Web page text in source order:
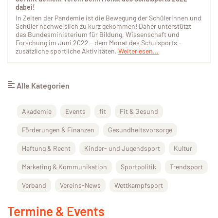
dabei!
In Zeiten der Pandemie ist die Bewegung der Schülerinnen und
Schüler nachweislich zu kurz gekommen! Daher unterstützt
das Bundesministerium für Bildung, Wissenschaft und
Forschung im Juni 2022 - dem Monat des Schulsports -
zusätzliche sportliche Aktivitäten. Weiterlesen...
Alle Kategorien
Akademie Events fit Fit & Gesund
Förderungen & Finanzen Gesundheitsvorsorge
Haftung & Recht Kinder- und Jugendsport Kultur
Marketing & Kommunikation Sportpolitik Trendsport
Verband Vereins-News Wettkampfsport
Termine & Events